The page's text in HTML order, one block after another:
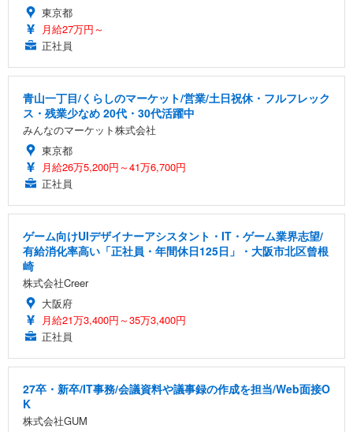
東京都
月給27万円～
正社員
青山一丁目/くらしのマーケット/営業/土日祝休・フルフレック
ス・残業少なめ 20代・30代活躍中
みんなのマーケット株式会社
東京都
月給26万5,200円～41万6,700円
正社員
ゲーム向けUIデザイナーアシスタント・IT・ゲーム業界志望/
有給消化率高い「正社員・年間休日125日」・大阪市北区曾根
崎
株式会社Creer
大阪府
月給21万3,400円～35万3,400円
正社員
27卒・新卒/IT事務/会議資料や議事録の作成を担当/Web面接O
K
株式会社GUM